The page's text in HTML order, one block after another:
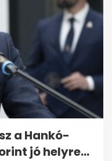
a Hankó-
jó helyre...